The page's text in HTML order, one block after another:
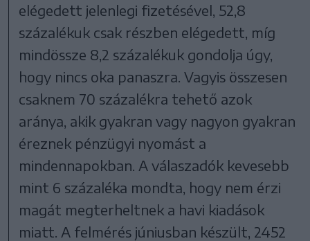
elégedett jelenlegi fizetésével, 52,8
százalékuk csak részben elégedett, míg
mindössze 8,2 százalékuk gondolja úgy,
hogy nincs oka panaszra. Vagyis összesen
csaknem 70 százalékra tehető azok
aránya, akik gyakran vagy nagyon gyakran
éreznek pénzügyi nyomást a
mindennapokban. A válaszadók kevesebb
mint 6 százaléka mondta, hogy nem érzi
magát megterheltnek a havi kiadások
miatt. A felmérés júniusban készült, 2452